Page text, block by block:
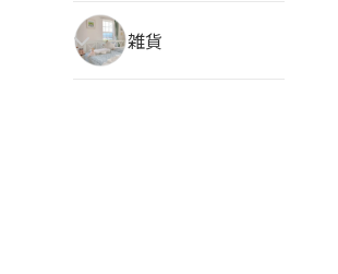
雑貨